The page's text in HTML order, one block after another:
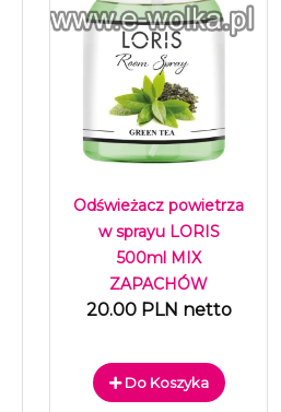
Odświeżacz powietrza
w sprayu LORIS
500ml MIX
ZAPACHÓW
20.00 PLN netto
Do Koszyka